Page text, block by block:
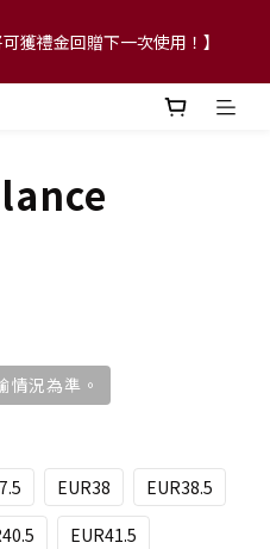
現貨產品即享88折】
獲禮金回贈下一次使用！】
定現貨產品即享88折】
況為準。
EUR38
EUR38.5
EUR41.5